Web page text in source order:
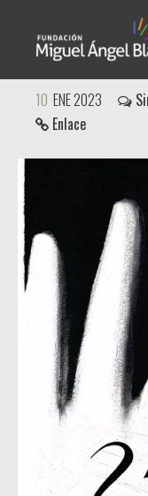
10 ENE 2023
Enlace